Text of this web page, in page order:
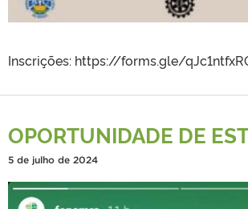
Inscrições: https://forms.gle/
OPORTUNIDADE DE
5 de julho de 2024